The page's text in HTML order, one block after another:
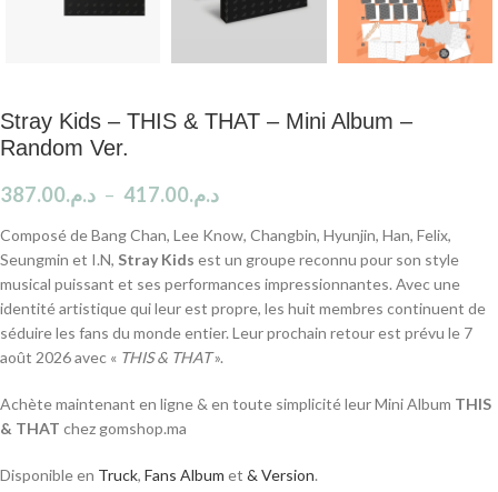
Stray Kids – THIS & THAT – Mini Album –
Random Ver.
د.م.387.00 – د.م.417.00
Composé de Bang Chan, Lee Know, Changbin, Hyunjin, Han, Felix,
Seungmin et I.N, Stray Kids est un groupe reconnu pour son style
musical puissant et ses performances impressionnantes. Avec une
identité artistique qui leur est propre, les huit membres continuent de
séduire les fans du monde entier. Leur prochain retour est prévu le 7
août 2026 avec « THIS & THAT».
Achète maintenant en ligne & en toute simplicité leur Mini Album THIS
& THAT chez gomshop.ma
Disponible en Truck, Fans Album et & Version.